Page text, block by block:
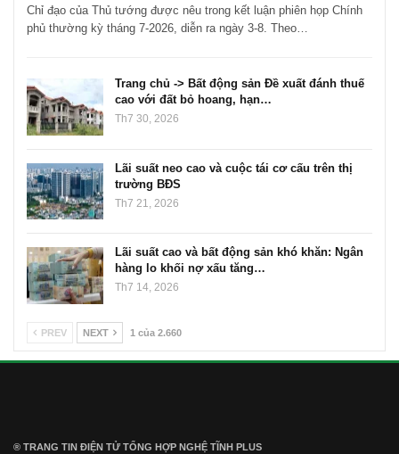
Chỉ đạo của Thủ tướng được nêu trong kết luận phiên họp Chính
phủ thường kỳ tháng 7-2026, diễn ra ngày 3-8. Theo…
Trang chủ -> Bất động sản Đề xuất đánh thuế
cao với đất bỏ hoang, hạn…
Th7 30, 2026
Lãi suất neo cao và cuộc tái cơ cấu trên thị
trường BĐS
Th7 21, 2026
Lãi suất cao và bất động sản khó khăn: Ngân
hàng lo khối nợ xấu tăng…
Th7 14, 2026
PREV NEXT 1 của 2.660
® TRANG TIN ĐIỆN TỬ ТỔNG HỢP NGHỆ TĨNH PLUS